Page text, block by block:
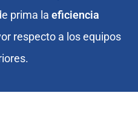
prima la eficiencia
respecto a los equipos